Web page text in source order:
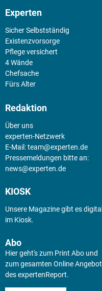
Experten
Sicher Selbstständig
Existenz­vorsorge
Pflege versichert
4 Wände
Chefsache
Fürs Alter
Redaktion
Über uns
experten-Netzwerk
E-Mail:team@experten.de
Pressemeldungen bitte an:
news@experten.de
KIOSK
Unsere Magazine gibt es digital
im Kiosk.
Abo
Hier geht's zum Print Abo und
zum gesamten Online Angebot
des expertenReport.